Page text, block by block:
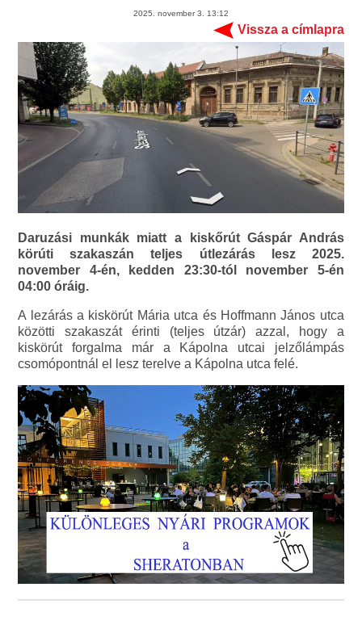
2025. november 3. 13:12
Vissza a címlapra
Daruzási munkák miatt a kiskőrút Gáspár András
körúti szakaszán teljes útlezárás lesz 2025.
november 4-én, kedden 23:30-tól november 5-én
04:00 óráig.
A lezárás a kiskörút Mária utca és Hoffmann János utca
közötti szakaszát érinti (teljes útzár) azzal, hogy a
kiskörút forgalma már a Kápolna utcai jelzőlámpás
csomópontnál el lesz terelve a Kápolna utca felé.